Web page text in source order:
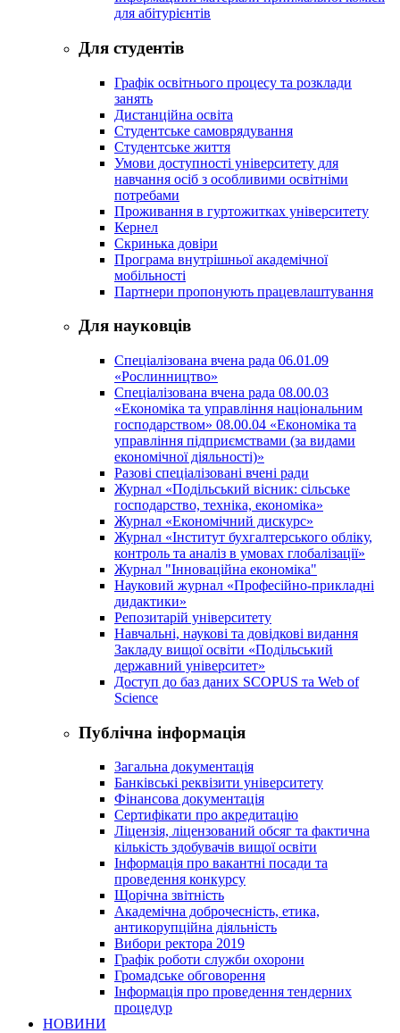
для абітурієнтів
Для студентів
Графік освітнього процесу та розклади
занять
Дистанційна освіта
Студентське самоврядування
Студентське життя
Умови доступності університету для
навчання осіб з особливими освітніми
потребами
Проживання в гуртожитках університету
Кернел
Скринька довіри
Програма внутрішньої академічної
мобільності
Партнери пропонують працевлаштування
Для науковців
Спеціалізована вчена рада 06.01.09
«Рослинництво»
Спеціалізована вчена рада 08.00.03
«Економіка та управління національним
господарством» 08.00.04 «Економіка та
управління підприємствами (за видами
економічної діяльності)»
Разові спеціалізовані вчені ради
Журнал «Подільський вісник: сільське
господарство, техніка, економіка»
Журнал «Економічний дискурс»
Журнал «Інститут бухгалтерського обліку,
контроль та аналіз в умовах глобалізації»
Журнал "Інноваційна економіка"
Науковий журнал «Професійно-прикладні
дидактики»
Репозитарій університету
Навчальні, наукові та довідкові видання
Закладу вищої освіти «Подільський
державний університет»
Доступ до баз даних SCOPUS та Web of
Science
Публічна інформація
Загальна документація
Банківські реквізити університету
Фінансова документація
Сертифікати про акредитацію
Ліцензія, ліцензований обсяг та фактична
кількість здобувачів вищої освіти
Інформація про вакантні посади та
проведення конкурсу
Щорічна звітність
Академічна доброчесність, етика,
антикорупційна діяльність
Вибори ректора 2019
Графік роботи служби охорони
Громадське обговорення
Інформація про проведення тендерних
процедур
НОВИНИ